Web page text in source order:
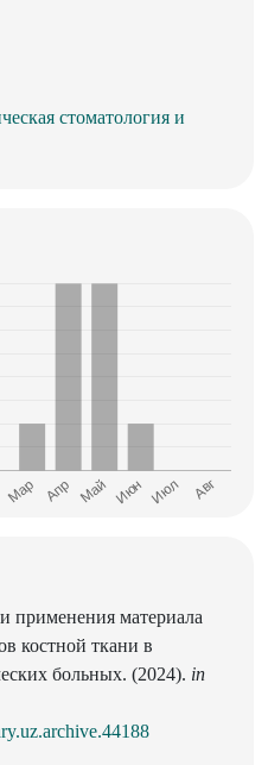
стоматология и
применения материала
костной ткани в
больных. (2024). in